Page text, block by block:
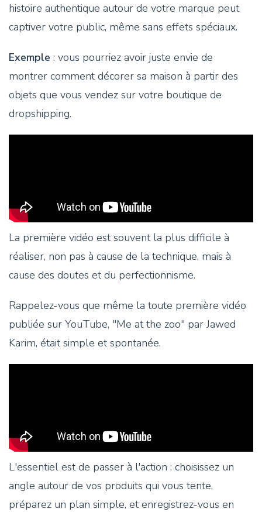
histoire authentique autour de votre marque peut
captiver votre public, même sans effets spéciaux.
Exemple : vous pourriez avoir juste envie de
montrer comment décorer sa maison à partir des
objets que vous vendez sur votre boutique de
dropshipping.
La première vidéo est souvent la plus difficile à
réaliser, non pas à cause de la technique, mais à
cause des doutes et du perfectionnisme.
Rappelez-vous que même la toute première vidéo
publiée sur YouTube, "Me at the zoo" par Jawed
Karim, était simple et spontanée.
L'essentiel est de passer à l'action : choisissez un
angle autour de vos produits qui vous tente,
préparez un plan simple, et enregistrez-vous en